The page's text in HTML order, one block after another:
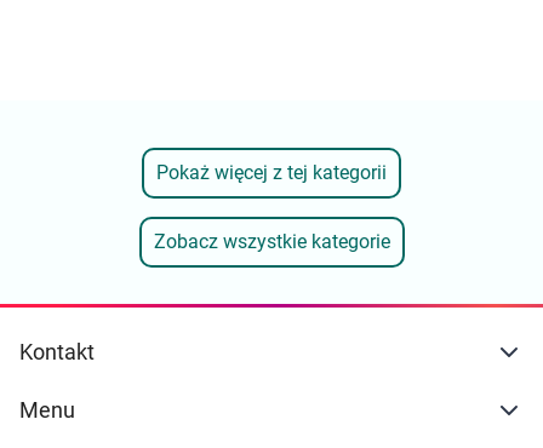
Zobacz wszystkie kategorie
Pokaż więcej z tej kategorii
Kontakt
Menu